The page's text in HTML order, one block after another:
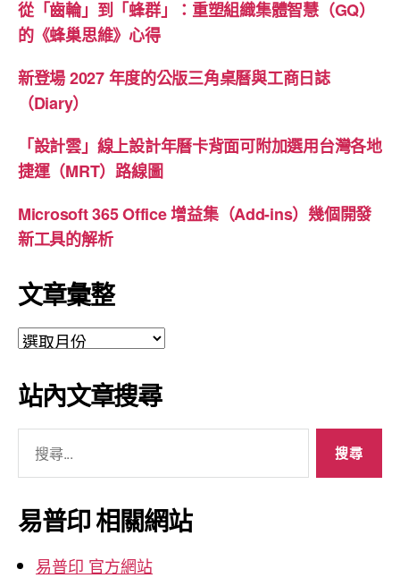
從「齒輪」到「蜂群」：重塑組織集體智慧（GQ）
的《蜂巢思維》心得
新登場 2027 年度的公版三角桌曆與工商日誌
（Diary）
「設計雲」線上設計年曆卡背面可附加選用台灣各地
捷運（MRT）路線圖
Microsoft 365 Office 增益集（Add-ins）幾個開發
新工具的解析
文章彙整
文
彙
整
站內文章搜尋
關
鍵
字:
易普印 相關網站
易普印 官方網站